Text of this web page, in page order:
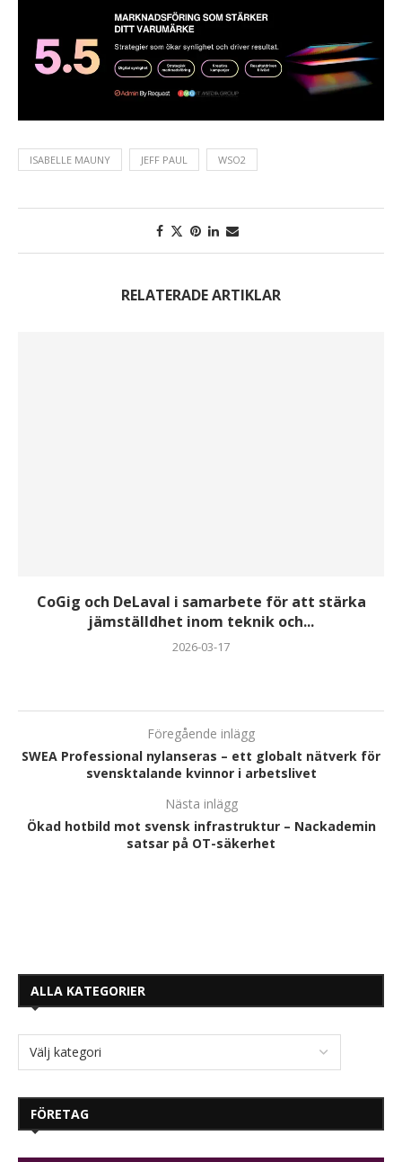
ISABELLE MAUNY JEFF PAUL WSO2
RELATERADE ARTIKLAR
CoGig och DeLaval i samarbete för att stärka
jämställdhet inom teknik och...
2026-03-17
Föregående inlägg
SWEA Professional nylanseras – ett globalt nätverk för
svensktalande kvinnor i arbetslivet
Nästa inlägg
Ökad hotbild mot svensk infrastruktur – Nackademin
satsar på OT-säkerhet
ALLA KATEGORIER
FÖRETAG